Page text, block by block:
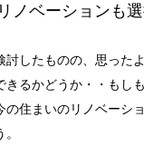
ノベーションも
討したものの、思った
きるかどうか・・もし
の住まいのリノベーシ